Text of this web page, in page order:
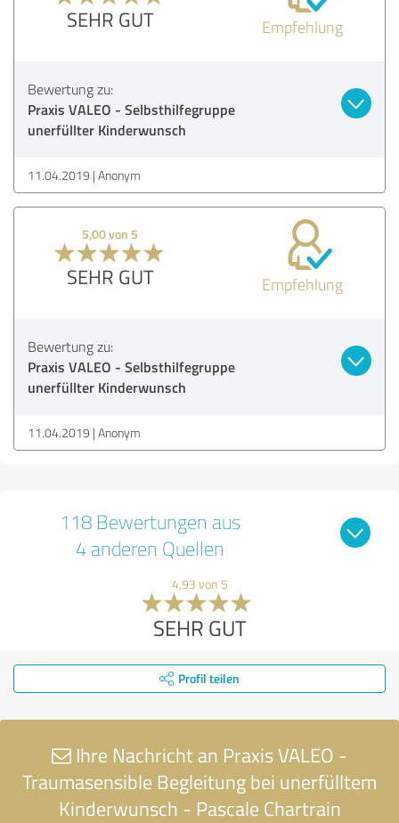
SEHR GUT Empfehlung
Bewertung zu:
Praxis VALEO - Selbsthilfegruppe
unerfüllter Kinderwunsch
11.04.2019 Anonym
5,00 von 5
SEHR GUT Empfehlung
Bewertung zu:
Praxis VALEO - Selbsthilfegruppe
unerfüllter Kinderwunsch
11.04.2019 Anonym
118 Bewertungen aus
4 anderen Quellen
4,93 von 5
SEHR GUT
Profil teilen
Ihre Nachricht an Praxis VALEO -
Traumasensible Begleitung bei unerfülltem
Kinderwunsch - Pascale Chartrain